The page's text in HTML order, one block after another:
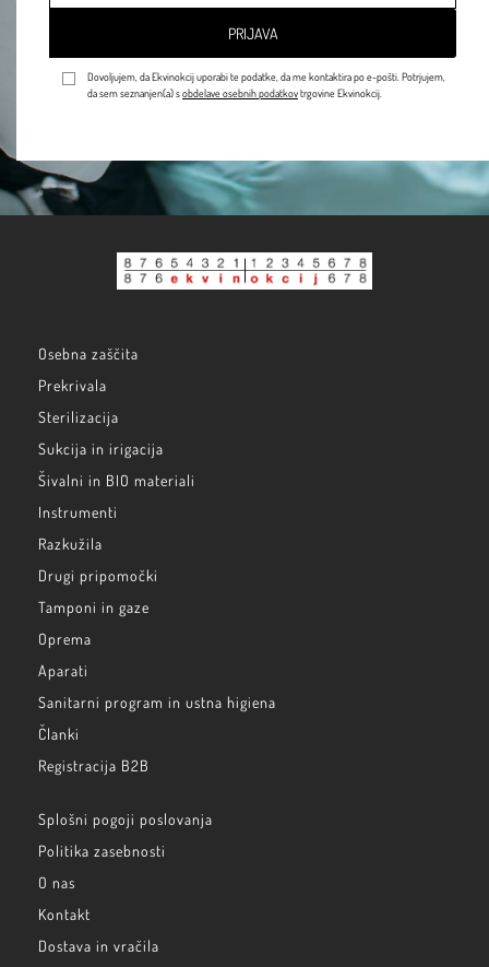
PRIJAVA
Dovoljujem, da Ekvinokcij uporabi te podatke, da me kontaktira po e-pošti. Potrjujem,
da sem seznanjen(a) sobdelave osebnih podatkovtrgovine Ekvinokcij.
Osebna zaščita
Prekrivala
Sterilizacija
Sukcija in irigacija
Šivalni in BIO materiali
Instrumenti
Razkužila
Drugi pripomočki
Tamponi in gaze
Oprema
Aparati
Sanitarni program in ustna higiena
Članki
Registracija B2B
Splošni pogoji poslovanja
Politika zasebnosti
O nas
Kontakt
Dostava in vračila